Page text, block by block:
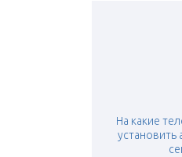
На какие
установить